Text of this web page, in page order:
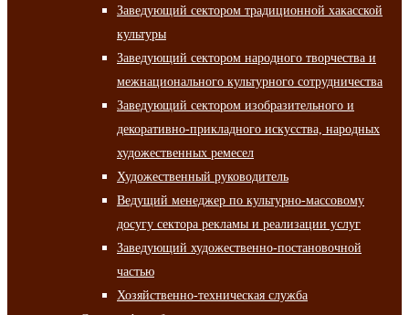
Заведующий сектором традиционной хакасской
культуры
Заведующий сектором народного творчества и
межнационального культурного сотрудничества
Заведующий сектором изобразительного и
декоративно-прикладного искусства, народных
художественных ремесел
Художественный руководитель
Ведущий менеджер по культурно-массовому
досугу сектора рекламы и реализации услуг
Заведующий художественно-постановочной
частью
Хозяйственно-техническая служба